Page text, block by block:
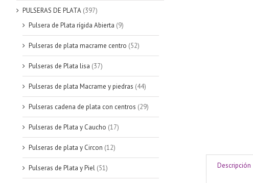
Descripción
PULSERAS DE PLATA (397)
Pulsera de Plata rígida Abierta (9)
Pulseras de plata macrame centro (52)
Pulseras de Plata lisa (37)
Pulseras de plata Macrame y piedras (44)
Pulseras cadena de plata con centros (29)
Pulseras de Plata y Caucho (17)
Pulseras de plata y Circon (12)
Pulseras de Plata y Piel (51)